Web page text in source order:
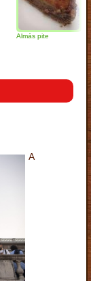
Almás pite
A